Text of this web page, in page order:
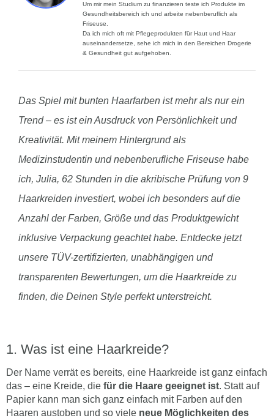
Um mir mein Studium zu finanzieren teste ich Produkte im
Gesundheitsbereich ich und arbeite nebenberuflich als
Friseuse.
Da ich mich oft mit Pflegeprodukten für Haut und Haar
auseinandersetze, sehe ich mich in den Bereichen Drogerie
& Gesundheit gut aufgehoben.
Das Spiel mit bunten Haarfarben ist mehr als nur ein
Trend – es ist ein Ausdruck von Persönlichkeit und
Kreativität. Mit meinem Hintergrund als
Medizinstudentin und nebenberufliche Friseuse habe
ich, Julia, 62 Stunden in die akribische Prüfung von 9
Haarkreiden investiert, wobei ich besonders auf die
Anzahl der Farben, Größe und das Produktgewicht
inklusive Verpackung geachtet habe. Entdecke jetzt
unsere TÜV-zertifizierten, unabhängigen und
transparenten Bewertungen, um die Haarkreide zu
finden, die Deinen Style perfekt unterstreicht.
Was ist eine Haarkreide?
Der Name verrät es bereits, eine Haarkreide ist ganz einfach
das – eine Kreide, die für die Haare geeignet ist. Statt auf
Papier kann man sich ganz einfach mit Farben auf den
Haaren austoben und so viele neue Möglichkeiten des